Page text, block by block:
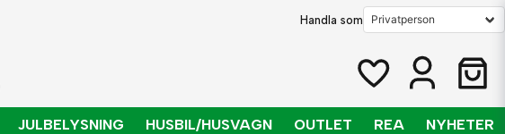
Handla som
JULBELYSNING HUSBIL/HUSVAGN OUTLET REA NYHETER